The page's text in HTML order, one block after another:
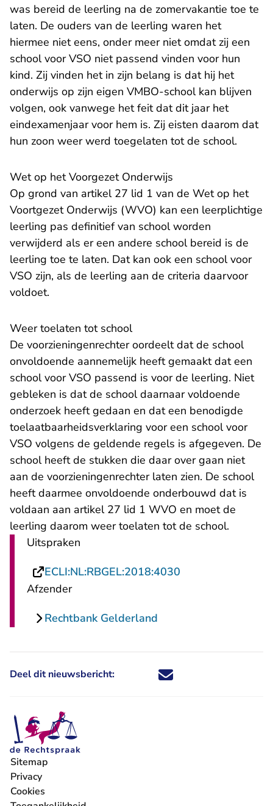
was bereid de leerling na de zomervakantie toe te
laten. De ouders van de leerling waren het
hiermee niet eens, onder meer niet omdat zij een
school voor VSO niet passend vinden voor hun
kind. Zij vinden het in zijn belang is dat hij het
onderwijs op zijn eigen VMBO-school kan blijven
volgen, ook vanwege het feit dat dit jaar het
eindexamenjaar voor hem is. Zij eisten daarom dat
hun zoon weer werd toegelaten tot de school.
Wet op het Voorgezet Onderwijs
Op grond van artikel 27 lid 1 van de Wet op het
Voortgezet Onderwijs (WVO) kan een leerplichtige
leerling pas definitief van school worden
verwijderd als er een andere school bereid is de
leerling toe te laten. Dat kan ook een school voor
VSO zijn, als de leerling aan de criteria daarvoor
voldoet.
Weer toelaten tot school
De voorzieningenrechter oordeelt dat de school
onvoldoende aannemelijk heeft gemaakt dat een
school voor VSO passend is voor de leerling. Niet
gebleken is dat de school daarnaar voldoende
onderzoek heeft gedaan en dat een benodigde
toelaatbaarheidsverklaring voor een school voor
VSO volgens de geldende regels is afgegeven. De
school heeft de stukken die daar over gaan niet
aan de voorzieningenrechter laten zien. De school
heeft daarmee onvoldoende onderbouwd dat is
voldaan aan artikel 27 lid 1 WVO en moet de
leerling daarom weer toelaten tot de school.
Uitspraken
ECLI:NL:RBGEL:2018:4030
Afzender
Rechtbank Gelderland
Deel dit nieuwsbericht: Deel dit nieuwsbericht via X -
Deel dit nieuwsbericht via
Deel dit nieuwsbericht
Deel dit
Sitemap
Privacy
Cookies